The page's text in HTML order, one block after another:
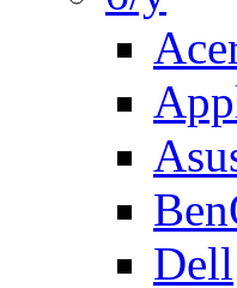
Dell